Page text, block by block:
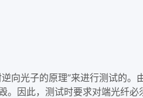
向光子的原理”来进行测试的。
。因此，测试时要求对端光纤